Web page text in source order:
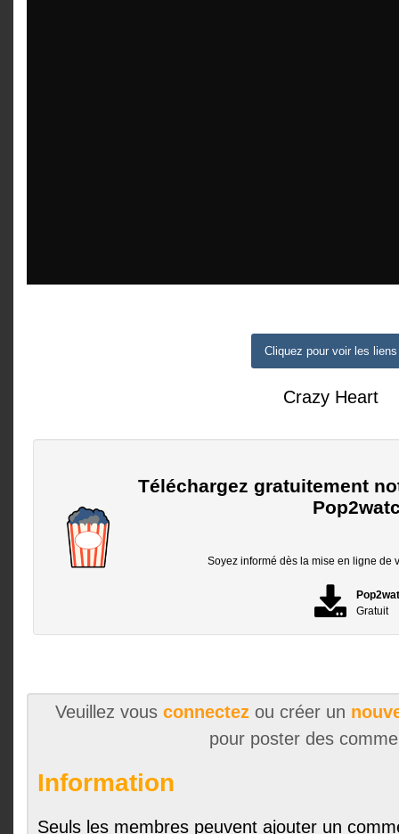
Cliquez pour voir les liens
Crazy Heart
Téléchargez gratuitement
Soyez informé dès la mise en ligne de
Gratuit
Veuillez vous connectezou créer un
pour poster des
Information
Seuls les membres peuvent ajouter un